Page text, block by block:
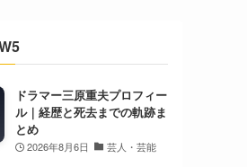
ドラマー三原重夫プロフィー
ル｜経歴と死去までの軌跡ま
とめ
2026年8月6日 芸人・芸能